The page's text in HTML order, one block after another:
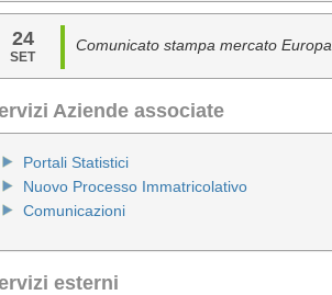
24
SET
Comunicato stampa mercato Europa
Aziende associate
Portali Statistici
Nuovo Processo Immatricolativo
Comunicazioni
esterni